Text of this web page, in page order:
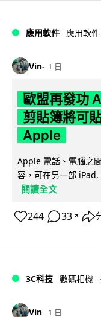
應用軟件 應用軟件
Vin 1 日
歐盟再發功
剪貼簿將可
Apple
Apple 電話、電腦之
容，可在另一部
閱讀全文
244 33 ↗
3C科技 數碼相機
Vin 1 日